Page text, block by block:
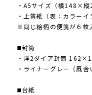
・A5サイズ（横148×縦
・上質紙（表：カラー
※同じ絵柄の便箋が６枚
◼️封筒
・洋2ダイア封筒
・ライナーグレー（風合
◼️台紙